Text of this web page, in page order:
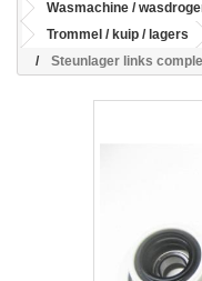
Wasmachine /
Trommel / kuip / lagers
Steunlager links